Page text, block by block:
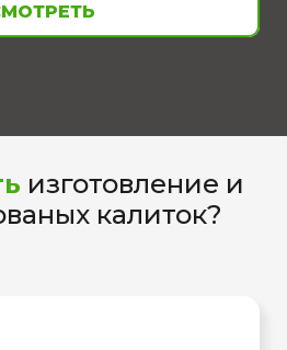
изготовление и
калиток?